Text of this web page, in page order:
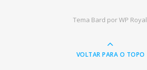
Tema Bard porWP Royal
VOLTAR PARA O TOPO